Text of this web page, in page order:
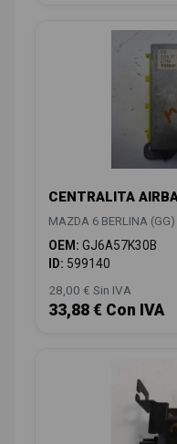
CENTRALITA
MAZDA 6 BERLINA
OEM: GJ6A57K30B
ID: 599140
28,00 € Sin IVA
33,88 € Con IVA